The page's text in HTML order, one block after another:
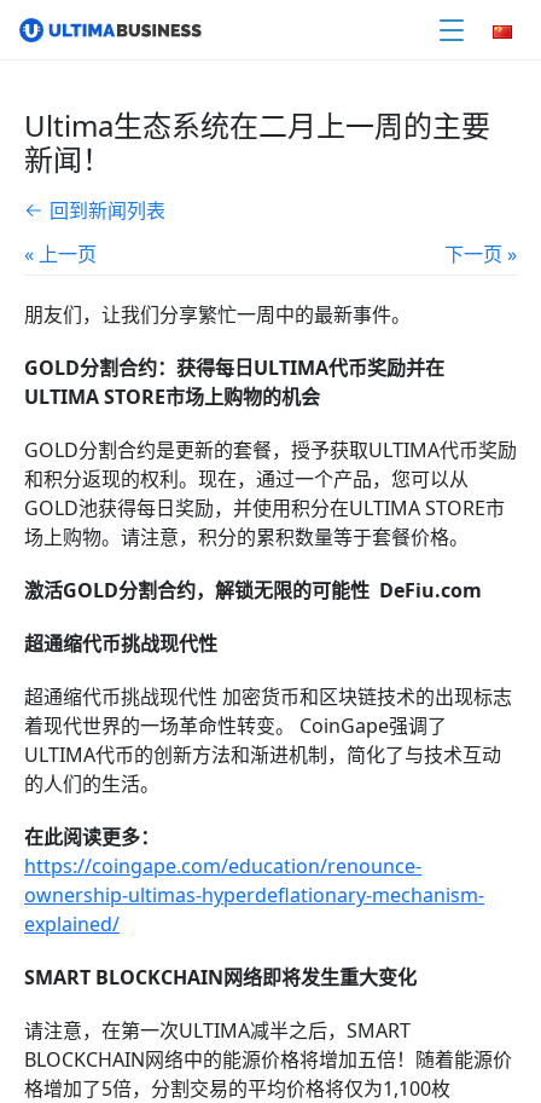
Ultima生态系统在二月上一周的主要
新闻！
回到新闻列表
« 上一页
下一页 »
朋友们，让我们分享繁忙一周中的最新事件。
GOLD分割合约：获得每日ULTIMA代币奖励并在
ULTIMA STORE市场上购物的机会
GOLD分割合约是更新的套餐，授予获取ULTIMA代币奖励
和积分返现的权利。现在，通过一个产品，您可以从
GOLD池获得每日奖励，并使用积分在ULTIMA STORE市
场上购物。请注意，积分的累积数量等于套餐价格。
激活GOLD分割合约，解锁无限的可能性 DeFiu.com
超通缩代币挑战现代性
超通缩代币挑战现代性 加密货币和区块链技术的出现标志
着现代世界的一场革命性转变。 CoinGape强调了
ULTIMA代币的创新方法和渐进机制，简化了与技术互动
的人们的生活。
在此阅读更多：
https://coingape.com/education/renounce-
ownership-ultimas-hyperdeflationary-mechanism-
explained/
SMART BLOCKCHAIN网络即将发生重大变化
请注意，在第一次ULTIMA减半之后，SMART
BLOCKCHAIN网络中的能源价格将增加五倍！随着能源价
格增加了5倍，分割交易的平均价格将仅为1,100枚